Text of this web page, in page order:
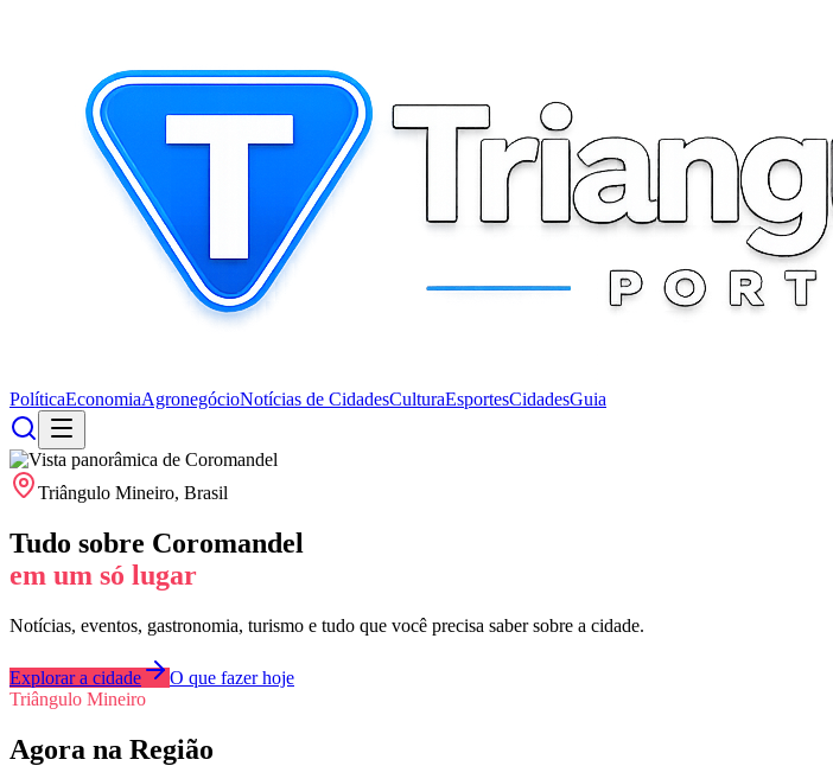
PolíticaEconomiaAgronegócioNotícias de CidadesCulturaEsportesCidadesGuia
Triângulo Mineiro, Brasil
Tudo sobre Coromandel
em um só lugar
Notícias, eventos, gastronomia, turismo e tudo que você precisa saber sobre a cidade.
Explorar a cidade
O que fazer hoje
Triângulo Mineiro
Agora na Região